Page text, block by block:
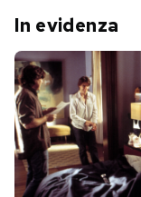
In evidenza